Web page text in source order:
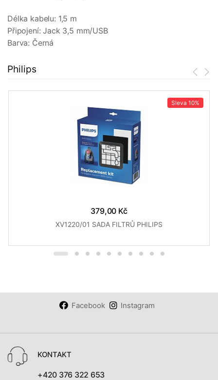
Délka kabelu: 1,5 m
Připojení: Jack 3,5 mm/USB
Barva: Černá
Philips
Sleva 10%
379,00 Kč
XV1220/01 SADA FILTRŮ PHILIPS
Facebook Instagram
KONTAKT
+420 376 322 653